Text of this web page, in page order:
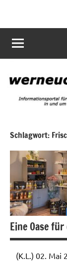
info
für
das
in
um
Schlagwort:
Eine Oase
(K.L.) 02. Mai